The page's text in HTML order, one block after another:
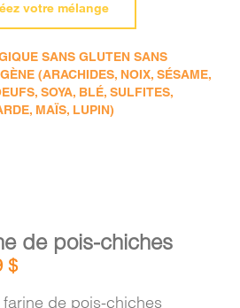
votre mélange
SANS GLUTEN SANS
(ARACHIDES, NOIX, SÉSAME,
SOYA, BLÉ, SULFITES,
MAÏS, LUPIN)
de pois-chiches
$
farine de pois-chiches